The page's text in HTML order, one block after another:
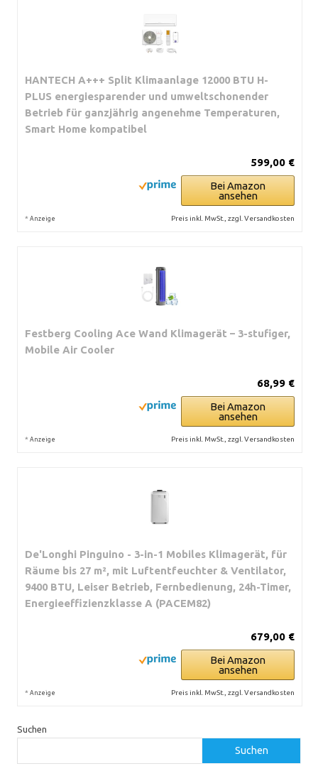
HANTECH A+++ Split Klimaanlage 12000 BTU H-
PLUS energiesparender und umweltschonender
Betrieb für ganzjährig angenehme Temperaturen,
Smart Home kompatibel
599,00 €
Bei Amazon
ansehen
* Anzeige Preis inkl. MwSt., zzgl. Versandkosten
Festberg Cooling Ace Wand Klimagerät – 3-stufiger,
Mobile Air Cooler
68,99 €
Bei Amazon
ansehen
* Anzeige Preis inkl. MwSt., zzgl. Versandkosten
De'Longhi Pinguino - 3-in-1 Mobiles Klimagerät, für
Räume bis 27 m², mit Luftentfeuchter & Ventilator,
9400 BTU, Leiser Betrieb, Fernbedienung, 24h-Timer,
Energieeffizienzklasse A (PACEM82)
679,00 €
Bei Amazon
ansehen
* Anzeige Preis inkl. MwSt., zzgl. Versandkosten
Suchen
Suchen